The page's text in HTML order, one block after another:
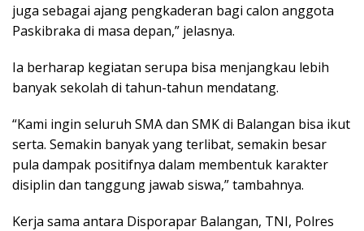
juga sebagai ajang pengkaderan bagi calon anggota
Paskibraka di masa depan,” jelasnya.
Ia berharap kegiatan serupa bisa menjangkau lebih
banyak sekolah di tahun-tahun mendatang.
“Kami ingin seluruh SMA dan SMK di Balangan bisa ikut
serta. Semakin banyak yang terlibat, semakin besar
pula dampak positifnya dalam membentuk karakter
disiplin dan tanggung jawab siswa,” tambahnya.
Kerja sama antara Disporapar Balangan, TNI, Polres